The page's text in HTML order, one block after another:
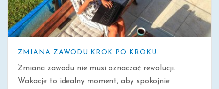
ZMIANA ZAWODU KROK PO KROKU.
Zmiana zawodu nie musi oznaczać rewolucji.
Wakacje to idealny moment, aby spokojnie